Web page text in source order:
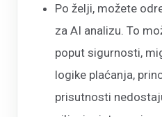
Po želji, možete
za AI analizu. To
poput sigurnosti,
logike plaćanja,
prisutnosti